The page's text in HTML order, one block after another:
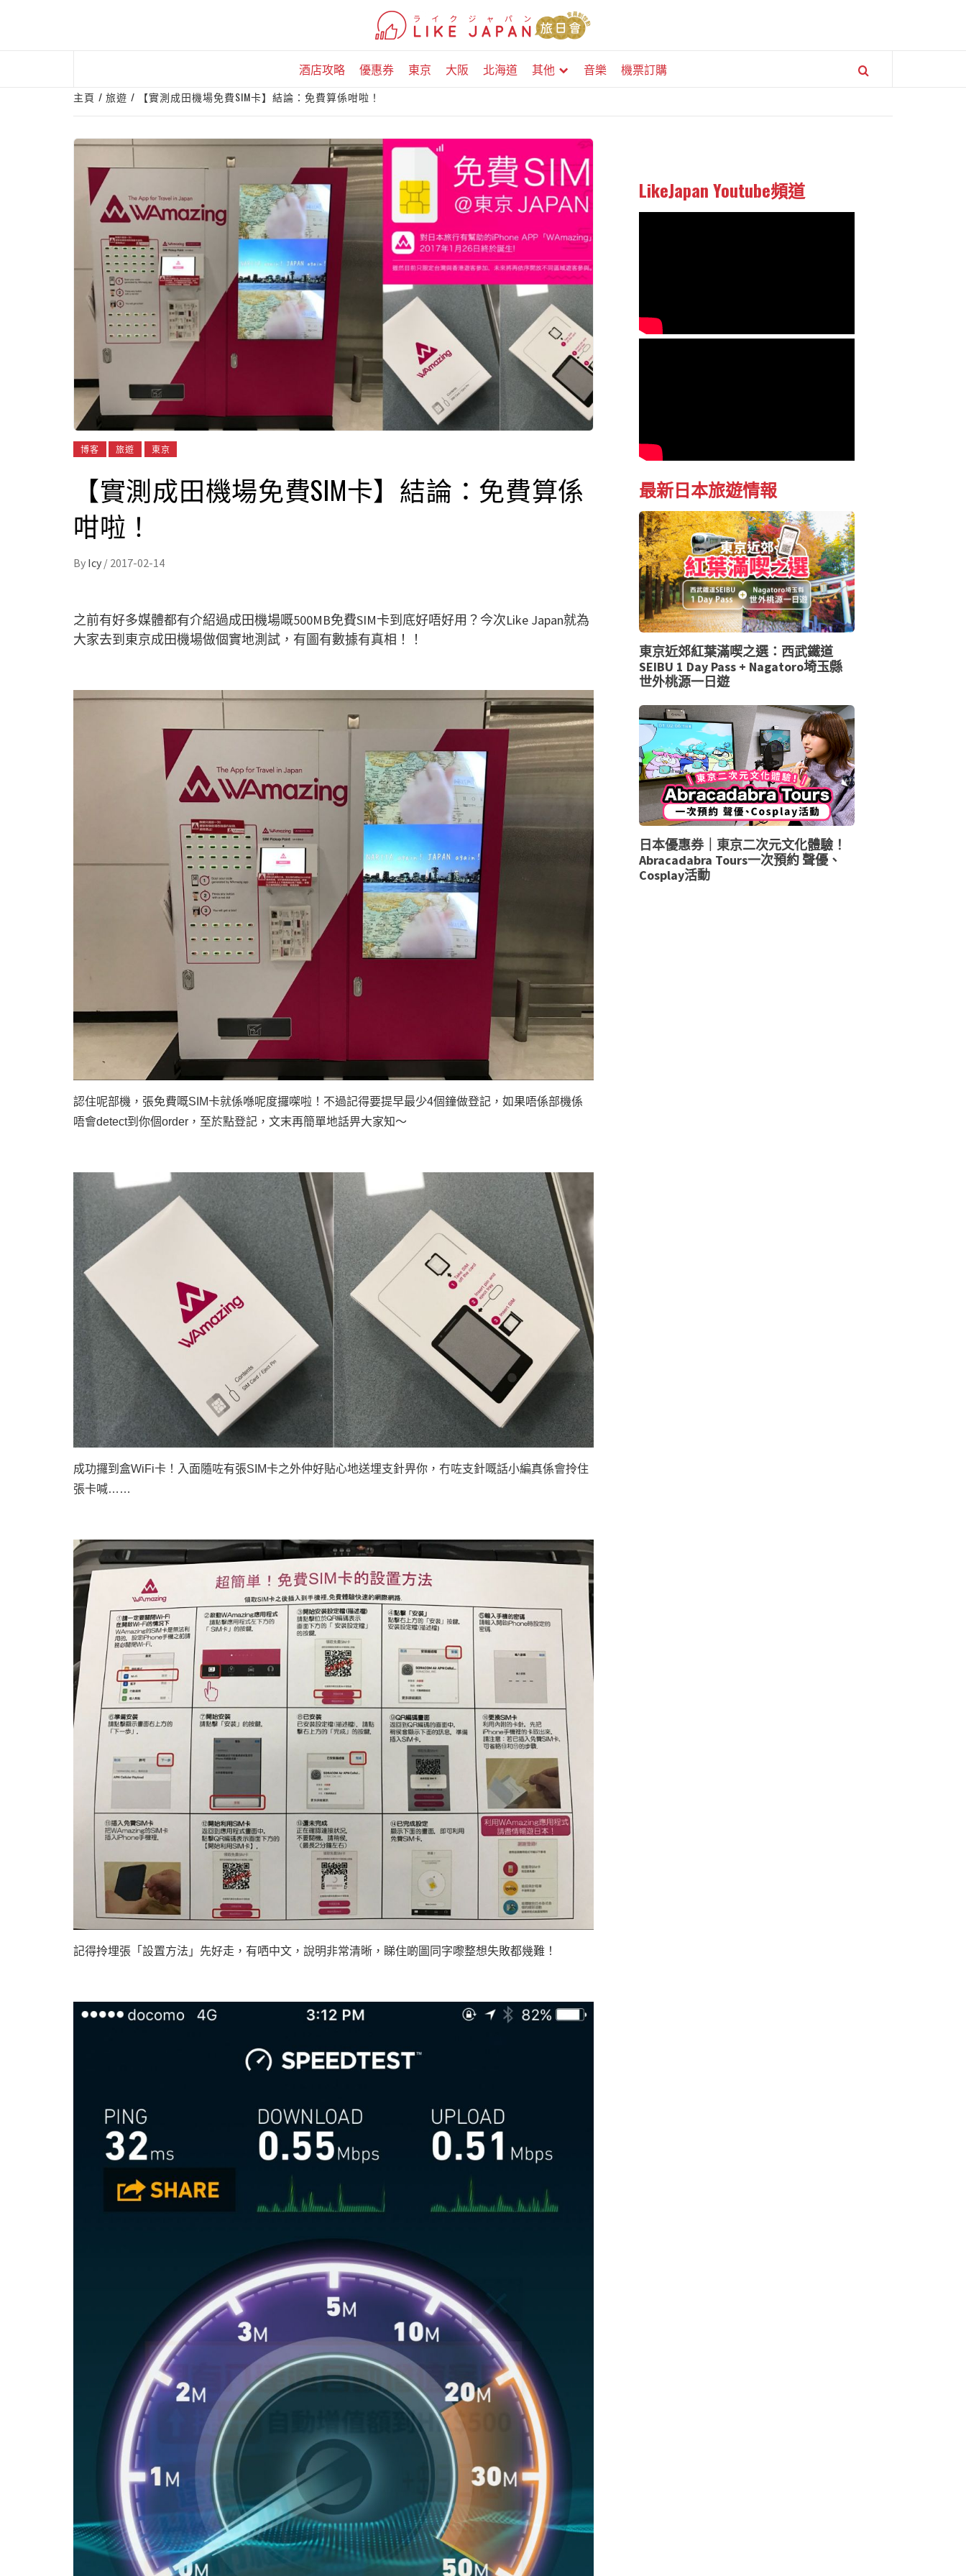
酒店攻略 優惠券 東京 大阪 北海道 其他 音樂 機票訂購
主頁 旅遊 【實測成田機場免費SIM卡】結論：免費算係咁啦！
博客 旅遊 東京
【實測成田機場免費SIM卡】結論：免費算係
咁啦！
By Icy / 2017-02-14
之前有好多媒體都有介紹過成田機場嘅500MB免費SIM卡到底好唔好用？今次Like Japan就為
大家去到東京成田機場做個實地測試，有圖有數據有真相！！
認住呢部機，張免費嘅SIM卡就係喺呢度攞㗎啦！不過記得要提早最少4個鐘做登記，如果唔係部機係
唔會detect到你個order ，至於點登記，文末再簡單地話畀大家知～
成功攞到盒WiFi卡！入面隨咗有張SIM卡之外仲好貼心地送埋支針畀你，冇咗支針嘅話小編真係會拎住
張卡喊……
記得拎埋張「設置方法」先好走，有哂中文，說明非常清晰，睇住啲圖同字嚟整想失敗都幾難！
LikeJapan Youtube頻道
最新日本旅遊情報
東京近郊紅葉滿喫之選：西武鐵道
SEIBU 1 Day Pass + Nagatoro埼玉縣
世外桃源一日遊
日本優惠券｜東京二次元文化體驗！
Abracadabra Tours一次預約 聲優、
Cosplay活動